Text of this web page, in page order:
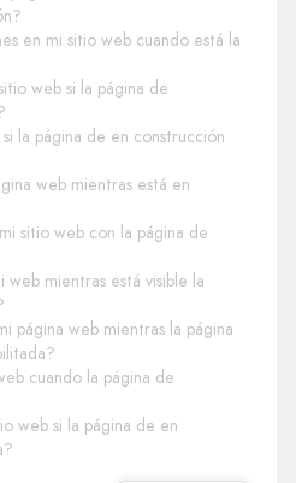
en mi sitio web cuando está la
web si la página de
la página de en construcción
web mientras está en
sitio web con la página de
mientras está visible la
página web mientras la página
cuando la página de
web si la página de en